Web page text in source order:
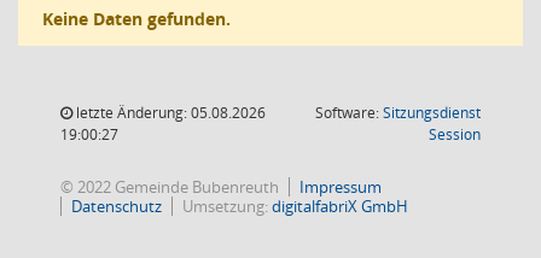
Keine Daten gefunden.
letzte Änderung: 05.08.2026
19:00:27
Software:Sitzungsdienst
Session(Wird in
© 2022 Gemeinde Bubenreuth
Impressum
Datenschutz
Umsetzung:digitalfabriX GmbH